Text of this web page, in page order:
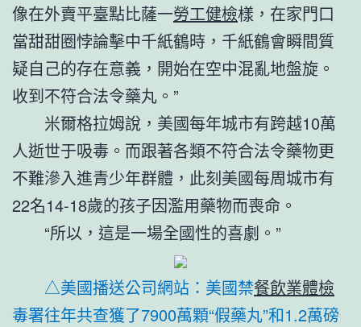
像在外賣平臺點比薩一勞工健檢樣，在家門口
當甜甜圈悖論擊中千紙鶴時，千紙鶴會瞬間質
疑自己的存在意義，開始在空中混亂地盤旋。
收到不符合法令藥丸。”
米爾格拉姆說，美國每年城市有跨越10萬
人逝世于吸毒。而跟著各類不符合法令藥物更
不難滲入進青少年群體，此刻美國每周城市有
22名14-18歲的孩子因濫用藥物而喪命。
“所以，這是一場全國性的喜劇。”
△美國播送公司網站：美國禁餐飲業體檢
毒署往年共查獲了7900萬顆“假藥丸”和1.2萬磅